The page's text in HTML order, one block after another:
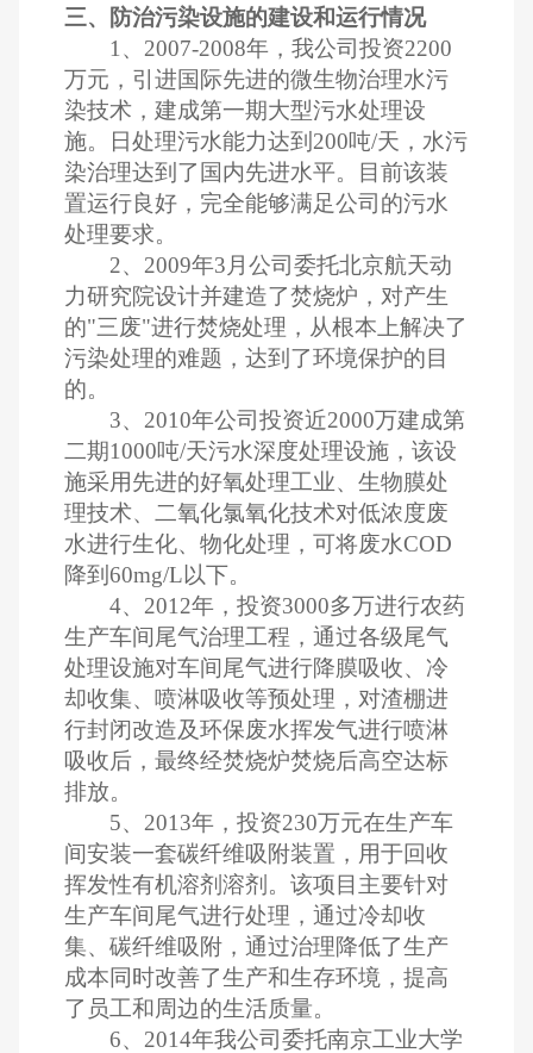
三、防治污染设施的建设和运行情况
1 、 2007-2008年，我公司投资2200
万元，引进国际先进的微生物治理水污
染技术，建成第一期大型污水处理设
施。日处理污水能力达到 200吨/天，水污
染治理达到了国内先进水平。目前该装
置运行良好，完全能够满足公司的污水
处理要求。
2、 2009年3 月公司委托北京航天动
力研究院设计并建造了焚烧炉，对产生
的"三废"进行焚烧处理，从根本上解决了
污染处理的难题，达到了环境保护的目
的。
3、 2010年公司投资近2000万建成第
二期1000吨/天污水深度处理设施，该设
施采用先进的好氧处理工业、生物膜处
理技术、二氧化氯氧化技术对低浓度废
水进行生化、物化处理，可将废水COD
降到60mg/L以下。
4、 2012年，投资3000多万进行农药
生产车间尾气治理工程，通过各级尾气
处理设施对车间尾气进行降膜吸收、冷
却收集、喷淋吸收等预处理，对渣棚进
行封闭改造及环保废水挥发气进行喷淋
吸收后，最终经焚烧炉焚烧后高空达标
排放。
5、 2013年，投资230万元在生产车
间安装一套碳纤维吸附装置，用于回收
挥发性有机溶剂溶剂。该项目主要针对
生产车间尾气进行处理，通过冷却收
集、碳纤维吸附，通过治理降低了生产
成本同时改善了生产和生存环境，提高
了员工和周边的生活质量。
6、 2014年我公司委托南京工业大学